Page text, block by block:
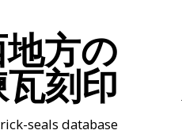
方の
刻印
seals database